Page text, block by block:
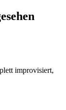
improvisiert,